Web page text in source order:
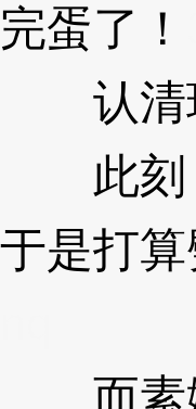
完蛋了！
认清
此刻，
于是打
而素娜